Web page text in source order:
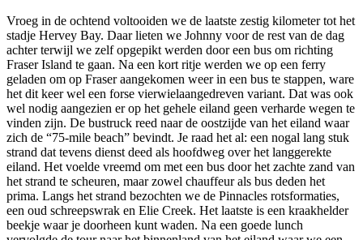
Vroeg in de ochtend voltooiden we de laatste zestig kilometer tot het
stadje Hervey Bay. Daar lieten we Johnny voor de rest van de dag
achter terwijl we zelf opgepikt werden door een bus om richting
Fraser Island te gaan. Na een kort ritje werden we op een ferry
geladen om op Fraser aangekomen weer in een bus te stappen, ware
het dit keer wel een forse vierwielaangedreven variant. Dat was ook
wel nodig aangezien er op het gehele eiland geen verharde wegen te
vinden zijn. De bustruck reed naar de oostzijde van het eiland waar
zich de “75-mile beach” bevindt. Je raad het al: een nogal lang stuk
strand dat tevens dienst deed als hoofdweg over het langgerekte
eiland. Het voelde vreemd om met een bus door het zachte zand van
het strand te scheuren, maar zowel chauffeur als bus deden het
prima. Langs het strand bezochten we de Pinnacles rotsformaties,
een oud schreepswrak en Elie Creek. Het laatste is een kraakhelder
beekje waar je doorheen kunt waden. Na een goede lunch